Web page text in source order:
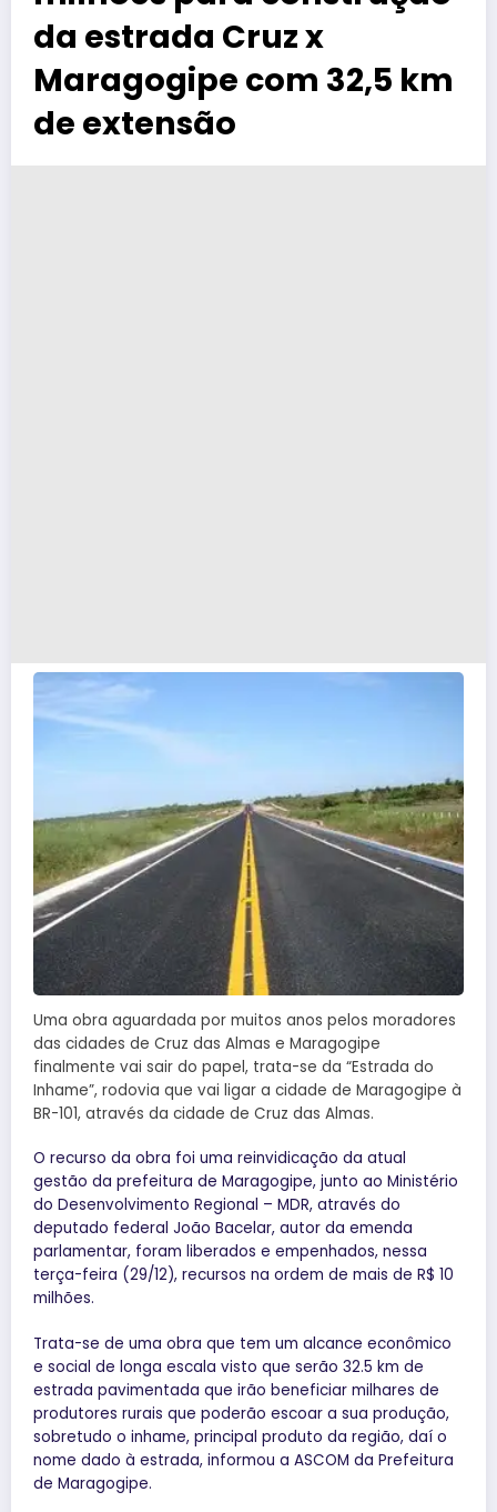
da estrada Cruz x
Maragogipe com 32,5 km
de extensão
Uma obra aguardada por muitos anos pelos moradores
das cidades de Cruz das Almas e Maragogipe
finalmente vai sair do papel, trata-se da “Estrada do
Inhame”, rodovia que vai ligar a cidade de Maragogipe à
BR-101, através da cidade de Cruz das Almas.
O recurso da obra foi uma reinvidicação da atual
gestão da prefeitura de Maragogipe, junto ao Ministério
do Desenvolvimento Regional – MDR, através do
deputado federal João Bacelar, autor da emenda
parlamentar, foram liberados e empenhados, nessa
terça-feira (29/12), recursos na ordem de mais de R$ 10
milhões.
Trata-se de uma obra que tem um alcance econômico
e social de longa escala visto que serão 32.5 km de
estrada pavimentada que irão beneficiar milhares de
produtores rurais que poderão escoar a sua produção,
sobretudo o inhame, principal produto da região, daí o
nome dado à estrada, informou a ASCOM da Prefeitura
de Maragogipe.